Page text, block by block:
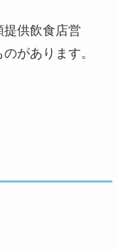
提供飲食店営
があります。